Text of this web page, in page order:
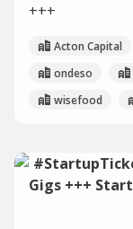
+++
Acton Capital
ondeso
wisefood